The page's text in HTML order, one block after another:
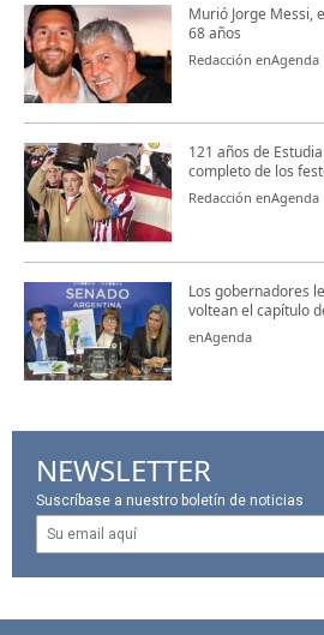
Murió Jorge Messi,
68 años
Redacción enAgenda
121 años de
completo de los
Redacción enAgenda
Los gobernadores
voltean el capítulo
enAgenda
NEWSLETTER
Suscríbase a nuestro boletín de noticias